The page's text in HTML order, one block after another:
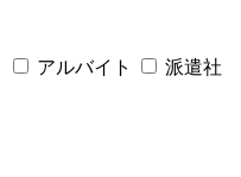
アルバイト
派遣社